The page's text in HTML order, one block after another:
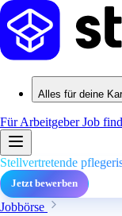
Alles für deine
Für ArbeitgeberJob
Stellvertretende
Jetzt bewerben
Jobbörse